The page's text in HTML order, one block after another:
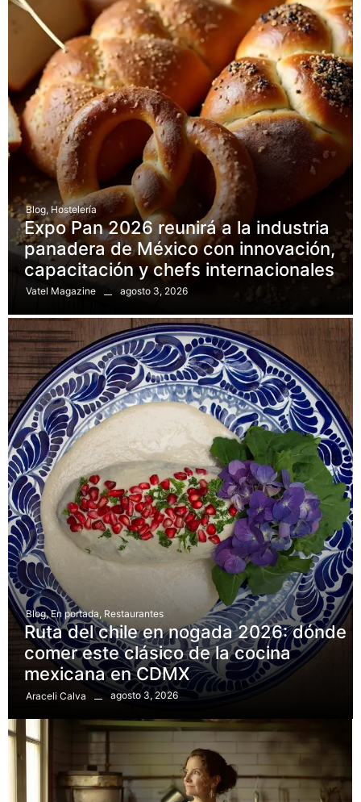
Blog, Hostelería
Expo Pan 2026 reunirá a la industria
panadera de México con innovación,
capacitación y chefs internacionales
Vatel Magazine agosto 3, 2026
Blog, En portada Restaurantes
Ruta del chile en nogada 2026: dónde
comer este clásico de la cocina
mexicana en CDMX
Araceli Calva agosto 3, 2026